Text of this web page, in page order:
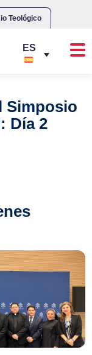
Teológico
Simposio
Día 2